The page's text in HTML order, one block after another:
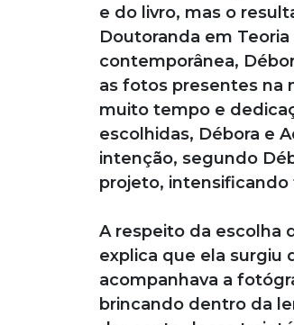
e do livro, mas o
Doutoranda em
contemporânea,
as fotos presentes na
muito tempo e
escolhidas, Débora e
intenção, segundo
projeto,
A respeito da escolha
explica que ela surgiu
acompanhava a
brincando dentro da